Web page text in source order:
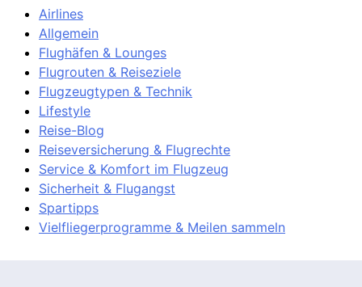
Airlines
Allgemein
Flughäfen & Lounges
Flugrouten & Reiseziele
Flugzeugtypen & Technik
Lifestyle
Reise-Blog
Reiseversicherung & Flugrechte
Service & Komfort im Flugzeug
Sicherheit & Flugangst
Spartipps
Vielfliegerprogramme & Meilen sammeln